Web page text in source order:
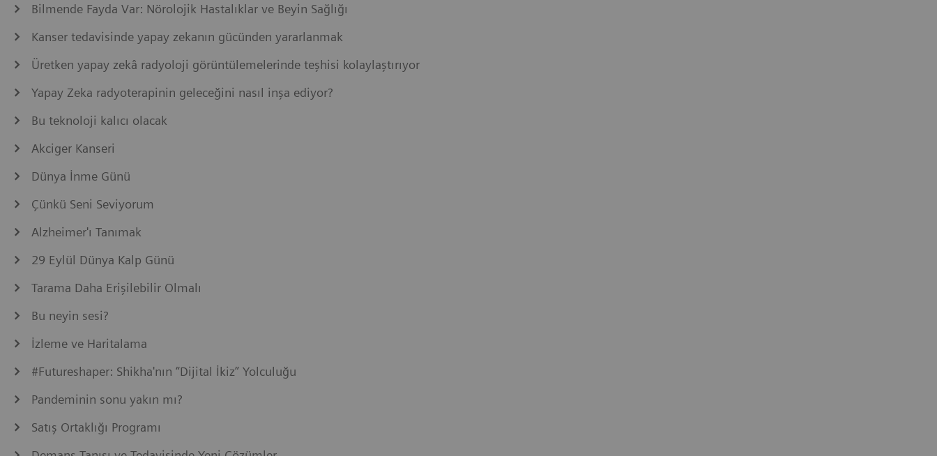
Bilmende Fayda Var: Nörolojik Hastalıklar ve Beyin Sağlığı
Kanser tedavisinde yapay zekanın gücünden yararlanmak
Üretken yapay zekâ radyoloji görüntülemelerinde teşhisi kolaylaştırıyor
Yapay Zeka radyoterapinin geleceğini nasıl inşa ediyor?
Bu teknoloji kalıcı olacak
Akciger Kanseri
Dünya İnme Günü
Çünkü Seni Seviyorum
Alzheimer'ı Tanımak
29 Eylül Dünya Kalp Günü
Tarama Daha Erişilebilir Olmalı
Bu neyin sesi?
İzleme ve Haritalama
#Futureshaper: Shikha'nın “Dijital İkiz” Yolculuğu
Pandeminin sonu yakın mı?
Satış Ortaklığı Programı